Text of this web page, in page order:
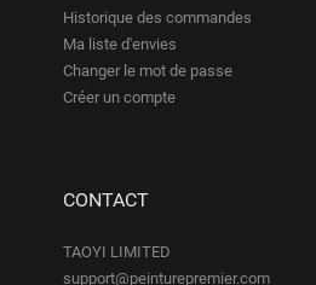
Historique des commandes
Ma liste d'envies
Changer le mot de passe
Créer un compte
CONTACT
TAOYI LIMITED
support@peinturepremier.com